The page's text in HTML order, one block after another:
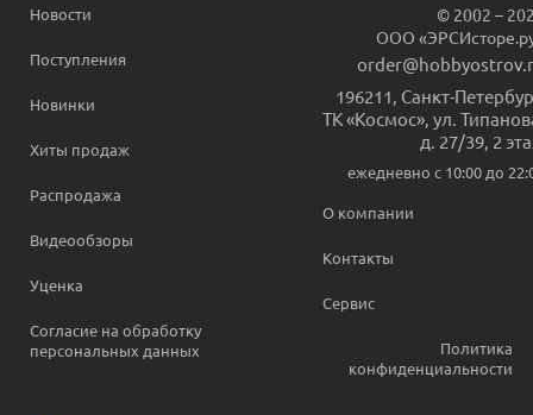
Новости
Поступления
Новинки
Хиты продаж
Распродажа
Видеообзоры
Уценка
Согласие на обработку
персональных данных
© 2002 –
ООО
196211, Санкт-
ТК «Космос», ул.
д. 27/39, 2
ежедневно c 10:00 до
О компании
Контакты
Сервис
Политика
конфиденциальности